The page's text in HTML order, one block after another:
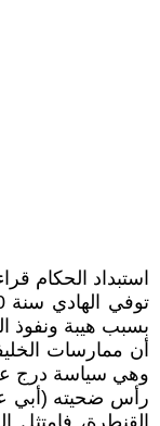
استبداد الحكام
بسبب هيبة ونفوذ
أن ممارسات
وهي سياسة درج
رأس ضحيته (أبي